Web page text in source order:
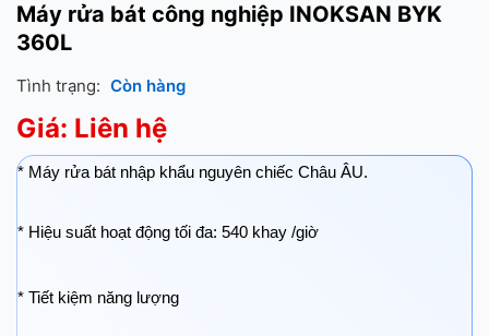
Máy rửa bát công nghiệp INOKSAN BYK
360L
Tình trạng: Còn hàng
Giá: Liên hệ
* Máy rửa bát nhập khẩu nguyên chiếc Châu ÂU.
* Hiệu suất hoạt động tối đa: 540 khay /giờ
* Tiết kiệm năng lượng